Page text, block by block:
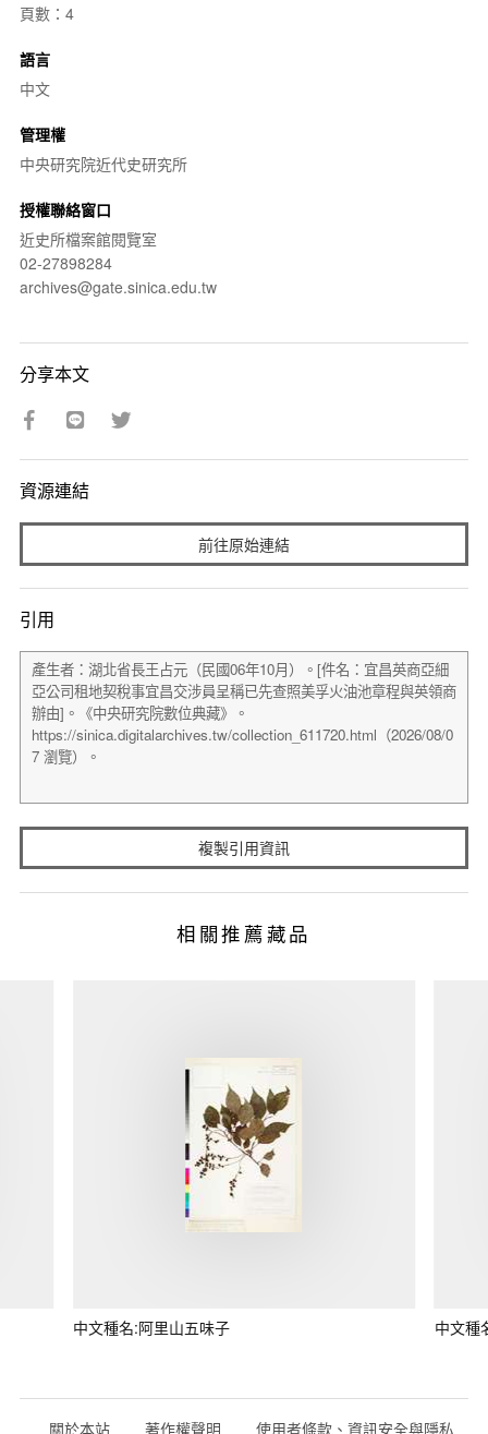
頁數：4
語言
中文
管理權
中央研究院近代史研究所
授權聯絡窗口
近史所檔案館閱覽室
02-27898284
archives@gate.sinica.edu.tw
分享本文
資源連結
前往原始連結
引用
複製引用資訊
相關推薦藏品
中文種名:阿里山五味子 中文種
關於本站 著作權聲明 使用者條款、資訊安全與隱私